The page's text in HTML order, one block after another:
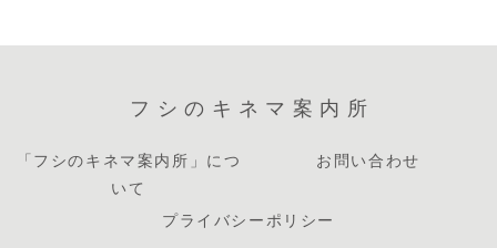
フシのキネマ案内所
「フシのキネマ案内所」につ
いて
お問い合わせ
プライバシーポリシー